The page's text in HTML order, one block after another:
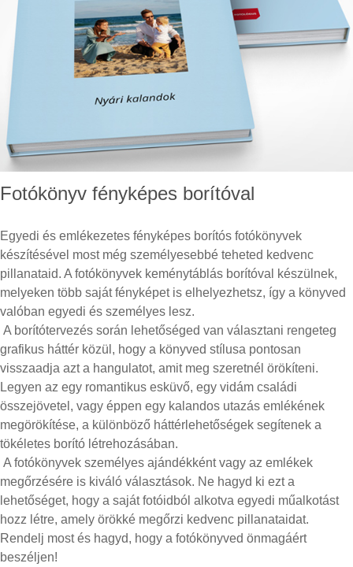
Fotókönyv fényképes borítóval
Egyedi és emlékezetes fényképes borítós fotókönyvek
készítésével most még személyesebbé teheted kedvenc
pillanataid. A fotókönyvek keménytáblás borítóval készülnek,
melyeken több saját fényképet is elhelyezhetsz, így a könyved
valóban egyedi és személyes lesz.
A borítótervezés során lehetőséged van választani rengeteg
grafikus háttér közül, hogy a könyved stílusa pontosan
visszaadja azt a hangulatot, amit meg szeretnél örökíteni.
Legyen az egy romantikus esküvő, egy vidám családi
összejövetel, vagy éppen egy kalandos utazás emlékének
megörökítése, a különböző háttérlehetőségek segítenek a
tökéletes borító létrehozásában.
A fotókönyvek személyes ajándékként vagy az emlékek
megőrzésére is kiváló választások. Ne hagyd ki ezt a
lehetőséget, hogy a saját fotóidból alkotva egyedi műalkotást
hozz létre, amely örökké megőrzi kedvenc pillanataidat.
Rendelj most és hagyd, hogy a fotókönyved önmagáért
beszéljen!